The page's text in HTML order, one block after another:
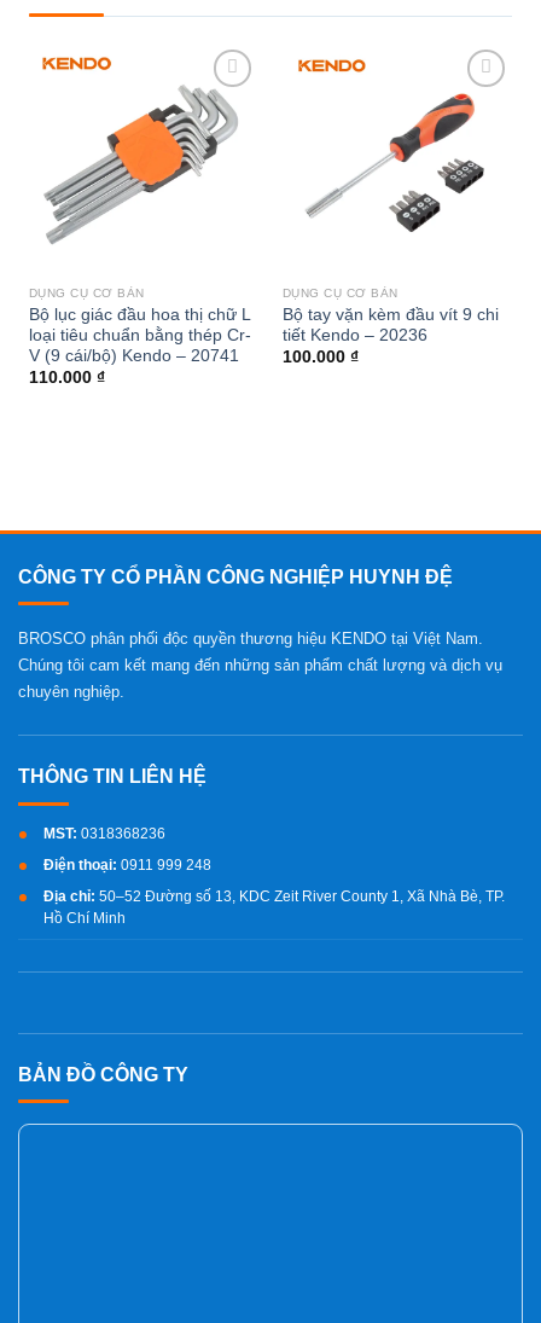
Add to
wishlist
DỤNG CỤ CƠ BẢN
Bộ lục giác đầu hoa thị chữ L
loại tiêu chuẩn bằng thép Cr-
V (9 cái/bộ) Kendo – 20741
110.000 ₫
Add to
wishlist
DỤNG CỤ CƠ BẢN
Bộ tay vặn kèm đầu vít 9 chi
tiết Kendo – 20236
100.000 ₫
BẢN ĐỒ CÔNG TY
CÔNG TY CỔ PHẦN CÔNG NGHIỆP HUYNH ĐỆ
BROSCO phân phối độc quyền thương hiệu KENDO tại Việt Nam.
Chúng tôi cam kết mang đến những sản phẩm chất lượng và dịch vụ
chuyên nghiệp.
MST: 0318368236
Điện thoại: 0911 999 248
Địa chỉ: 50–52 Đường số 13, KDC Zeit River County 1, Xã Nhà Bè, TP.
Hồ Chí Minh